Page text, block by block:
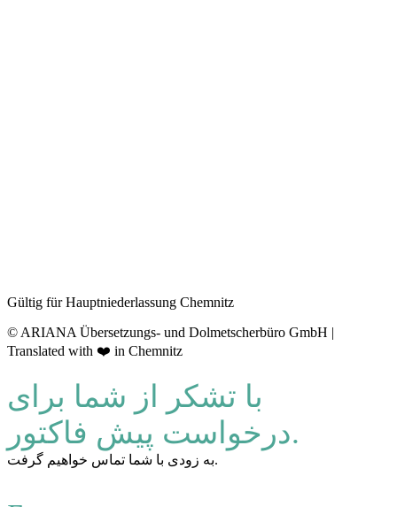
Gültig für Hauptniederlassung Chemnitz
© ARIANA Übersetzungs- und Dolmetscherbüro GmbH |
Translated with ❤️ in Chemnitz
با تشکر از شما برای
درخواست پیش فاکتور.
به زودی با شما تماس خواهیم گرفت.